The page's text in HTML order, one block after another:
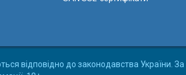
відповідно до законодавства України.